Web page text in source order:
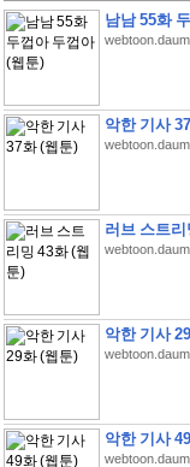
남남 55화
악한 기사
러브 스트
악한 기사
악한 기사